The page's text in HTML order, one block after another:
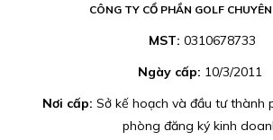
CÔNG TY CỔ PHẦN GOLF
MST: 0310678733
Ngày cấp: 10/3/2011
Nơi cấp: Sở kế hoạch và đầu tư thành
phòng đăng ký kinh